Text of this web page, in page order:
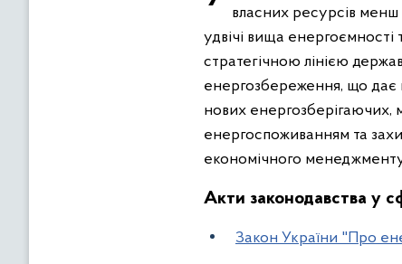
власних ресурсів менш
удвічі вища
стратегічною лінією
енергозбереження, що дає
нових енергозберігаючих,
енергоспоживанням та
економічного
Акти законодавства у
Закон України "Про